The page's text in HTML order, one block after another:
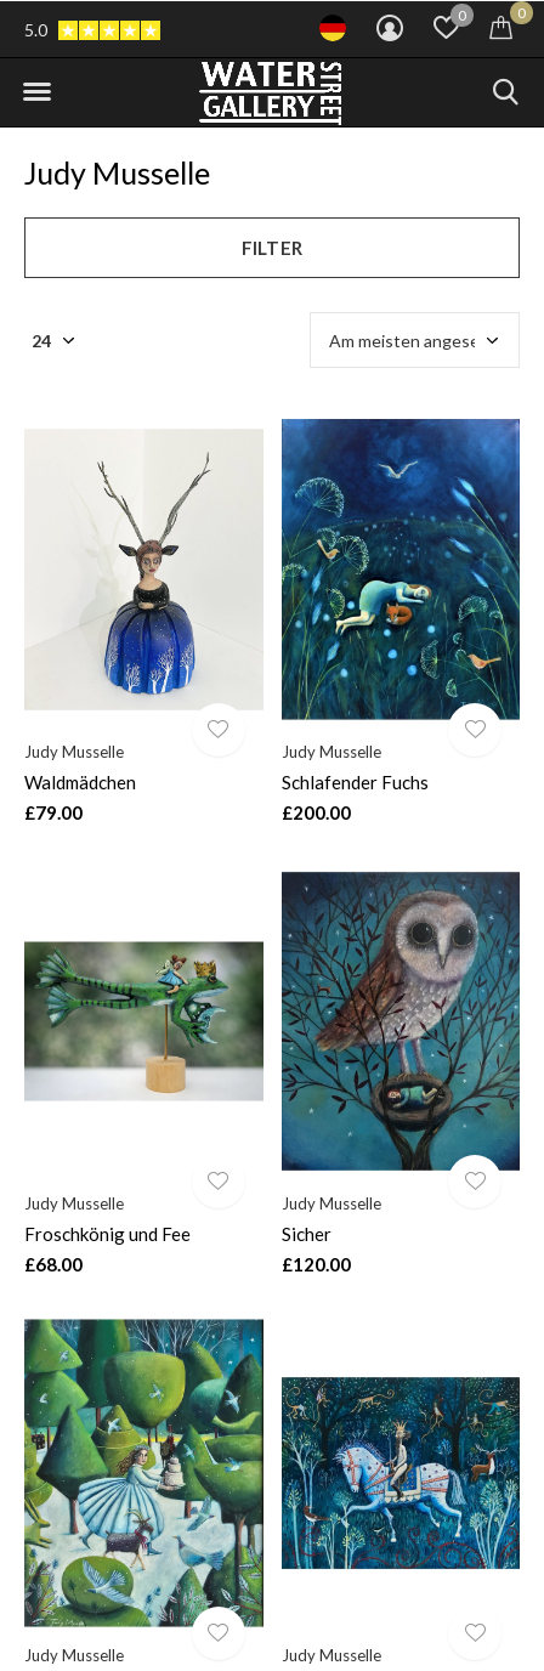
0 0
5.0
Judy Musselle
FILTER
Judy Musselle
Waldmädchen
£79.00
Judy Musselle
Schlafender Fuchs
£200.00
Judy Musselle
Froschkönig und Fee
£68.00
Judy Musselle
Sicher
£120.00
Judy Musselle Judy Musselle